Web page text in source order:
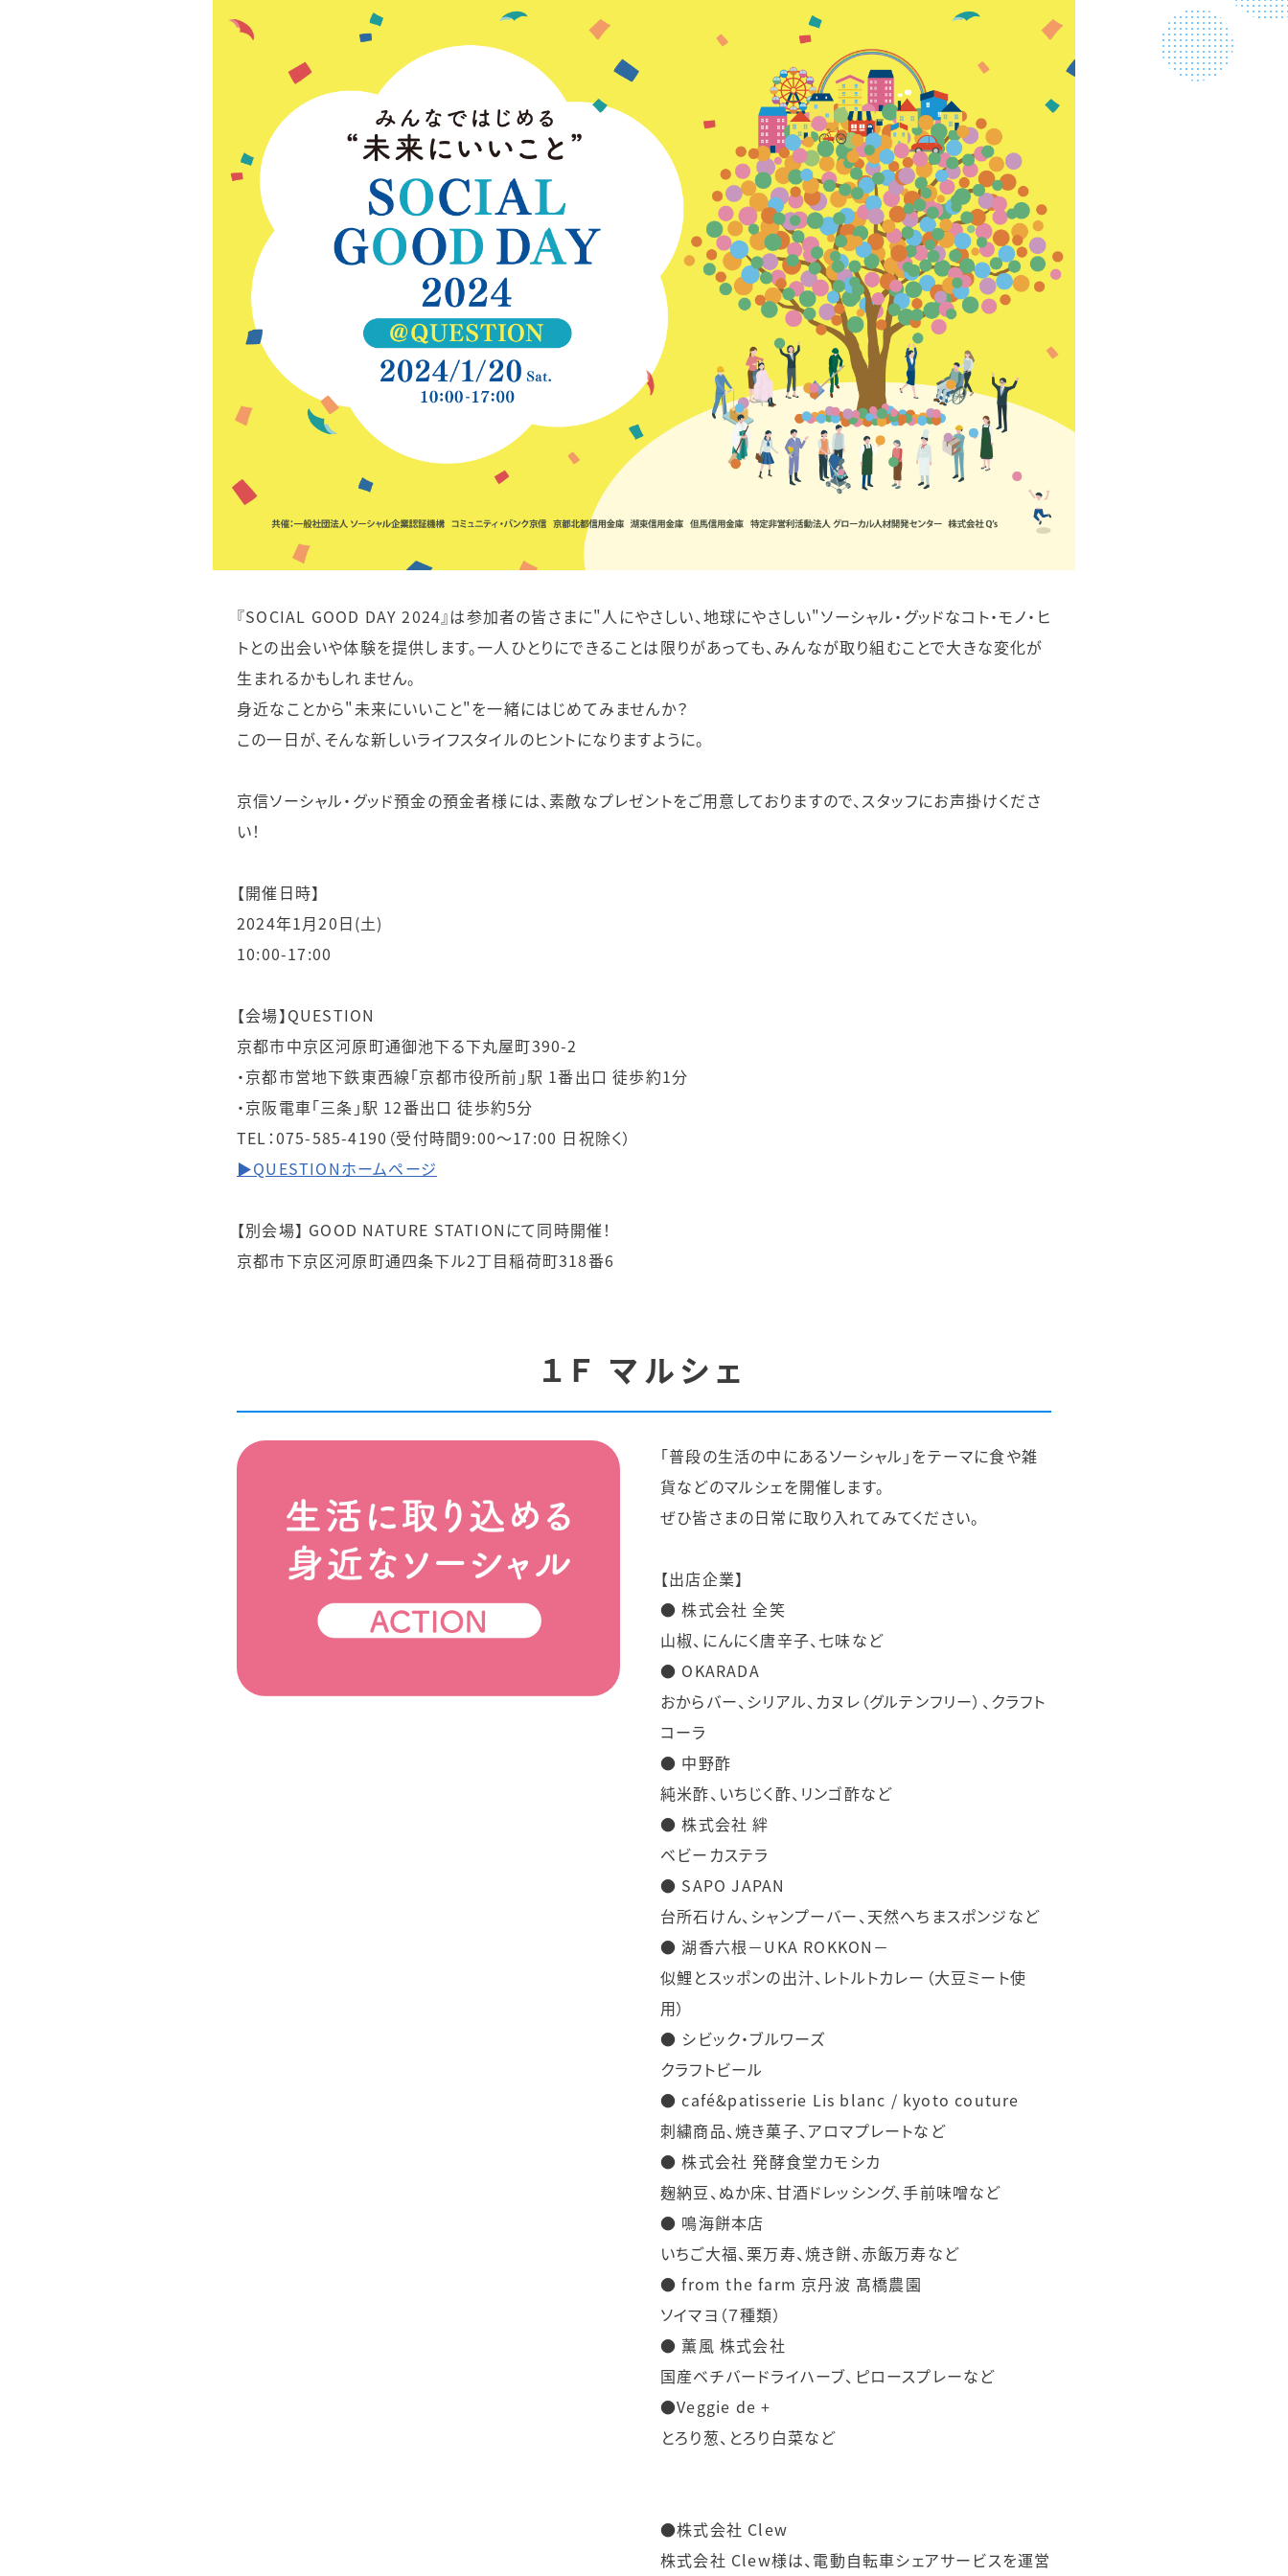
『SOCIAL GOOD DAY 2024』は参加者の皆さまに"人にやさしい、地球にやさしい"ソーシャル・グッドなコト・モノ・ヒ
トとの出会いや体験を提供します。一人ひとりにできることは限りがあっても、みんなが取り組むことで大きな変化が
生まれるかもしれません。
身近なことから"未来にいいこと"を一緒にはじめてみませんか？
この一日が、そんな新しいライフスタイルのヒントになりますように。
京信ソーシャル・グッド預金の預金者様には、素敵なプレゼントをご用意しておりますので、スタッフにお声掛けくださ
い！
【開催日時】
2024年1月20日(土)
10:00-17:00
【会場】QUESTION
京都市中京区河原町通御池下る下丸屋町390-2
・京都市営地下鉄東西線「京都市役所前」駅 1番出口 徒歩約1分
・京阪電車「三条」駅 12番出口 徒歩約5分
TEL：075-585-4190（受付時間9:00～17:00 日祝除く）
▶QUESTIONホームページ
【別会場】 GOOD NATURE STATIONにて同時開催！
京都市下京区河原町通四条下ル2丁目稲荷町318番6
１Ｆ マルシェ
「普段の生活の中にあるソーシャル」をテーマに食や雑
貨などのマルシェを開催します。
ぜひ皆さまの日常に取り入れてみてください。
【出店企業】
● 株式会社 全笑
山椒、にんにく唐辛子、七味など
● OKARADA
おからバー、シリアル、カヌレ（グルテンフリー）、クラフト
コーラ
● 中野酢
純米酢、いちじく酢、リンゴ酢など
● 株式会社 絆
ベビーカステラ
● SAPO JAPAN
台所石けん、シャンプーバー、天然へちまスポンジなど
● 湖香六根－UKA ROKKON－
似鯉とスッポンの出汁、レトルトカレー（大豆ミート使
用）
● シビック・ブルワーズ
クラフトビール
● café&patisserie Lis blanc / kyoto couture
刺繍商品、焼き菓子、アロマプレートなど
● 株式会社 発酵食堂カモシカ
麹納豆、ぬか床、甘酒ドレッシング、手前味噌など
● 鳴海餅本店
いちご大福、栗万寿、焼き餅、赤飯万寿など
● from the farm 京丹波 髙橋農園
ソイマヨ（７種類）
● 薫風 株式会社
国産ベチバードライハーブ、ピロースプレーなど
●Veggie de +
とろり葱、とろり白菜など
●株式会社 Clew
株式会社 Clew様は、電動自転車シェアサービスを運営